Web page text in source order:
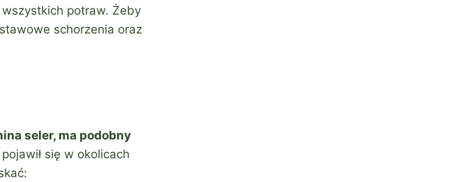
potraw. Żeby
schorzenia oraz
seler, ma podobny
się w okolicach